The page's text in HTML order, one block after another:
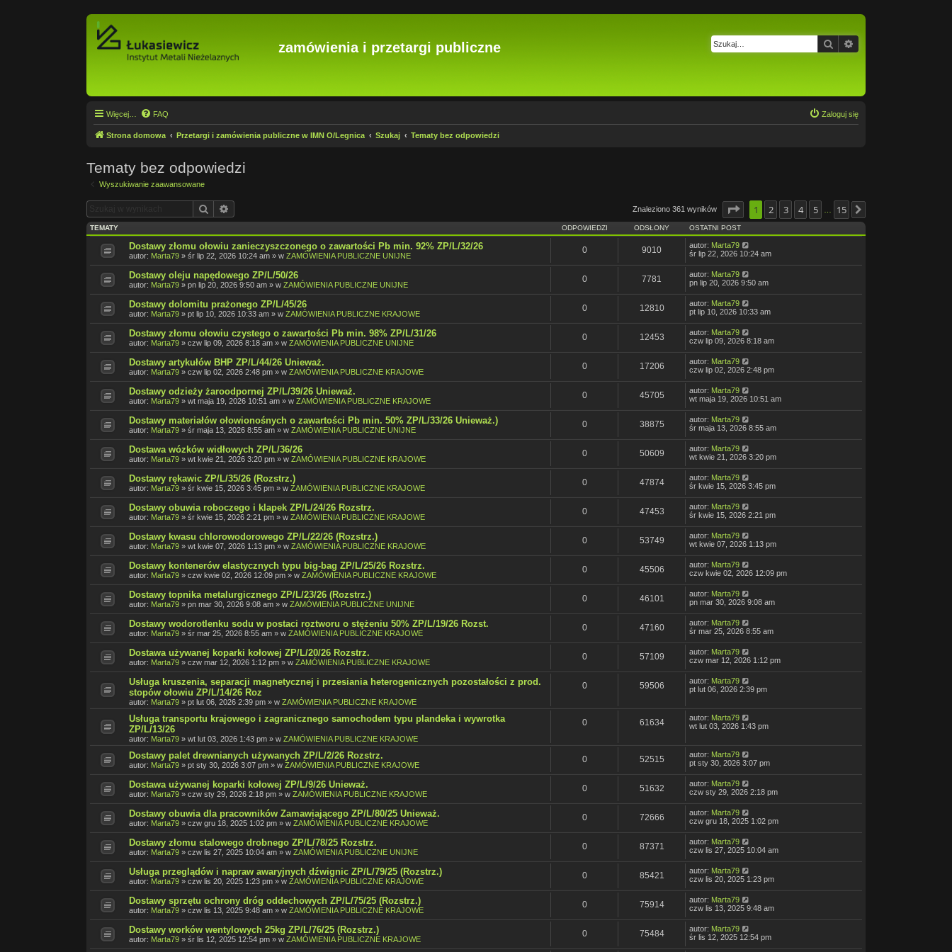
zamówienia i przetargi publiczne Szukaj
Więcej… FAQ Zaloguj się
Strona domowa Przetargi i zamówienia publiczne w IMN O/Legnica Szukaj Tematy bez odpowiedzi
Tematy bez odpowiedzi
Wyszukiwanie zaawansowane
Szukaj Znaleziono 361 wyników Strona1 15
1 2 3 4 5 15
TEMATY ODPOWIEDZI ODSŁONY OSTATNI POST
Dostawy złomu ołowiu zanieczyszczonego o zawartości Pb min. 92% ZP/L/32/26
autor: Marta79 » śr lip 22, 2026 10:24 am » w ZAMÓWIENIA PUBLICZNE UNIJNE
0 9010 autor: Marta79
śr lip 22, 2026 10:24 am
Dostawy oleju napędowego ZP/L/50/26
autor: Marta79 » pn lip 20, 2026 9:50 am » w ZAMÓWIENIA PUBLICZNE UNIJNE
0 7781 autor: Marta79
pn lip 20, 2026 9:50 am
Dostawy dolomitu prażonego ZP/L/45/26
autor: Marta79 » pt lip 10, 2026 10:33 am » w ZAMÓWIENIA PUBLICZNE KRAJOWE
0 12810 autor: Marta79
pt lip 10, 2026 10:33 am
Dostawy złomu ołowiu czystego o zawartości Pb min. 98% ZP/L/31/26
autor: Marta79 » czw lip 09, 2026 8:18 am » w ZAMÓWIENIA PUBLICZNE UNIJNE
0 12453 autor: Marta79
czw lip 09, 2026 8:18 am
Dostawy artykułów BHP ZP/L/44/26 Unieważ.
autor: Marta79 » czw lip 02, 2026 2:48 pm » w ZAMÓWIENIA PUBLICZNE KRAJOWE
0 17206 autor: Marta79
czw lip 02, 2026 2:48 pm
Dostawy odzieży żaroodpornej ZP/L/39/26 Unieważ.
autor: Marta79 » wt maja 19, 2026 10:51 am » w ZAMÓWIENIA PUBLICZNE KRAJOWE
0 45705 autor: Marta79
wt maja 19, 2026 10:51 am
Dostawy materiałów ołowionośnych o zawartości Pb min. 50% ZP/L/33/26 Unieważ.)
autor: Marta79 » śr maja 13, 2026 8:55 am » w ZAMÓWIENIA PUBLICZNE UNIJNE
0 38875 autor: Marta79
śr maja 13, 2026 8:55 am
Dostawa wózków widłowych ZP/L/36/26
autor: Marta79 » wt kwie 21, 2026 3:20 pm » w ZAMÓWIENIA PUBLICZNE KRAJOWE
0 50609 autor: Marta79
wt kwie 21, 2026 3:20 pm
Dostawy rękawic ZP/L/35/26 (Rozstrz.)
autor: Marta79 » śr kwie 15, 2026 3:45 pm » w ZAMÓWIENIA PUBLICZNE KRAJOWE
0 47874 autor: Marta79
śr kwie 15, 2026 3:45 pm
Dostawy obuwia roboczego i klapek ZP/L/24/26 Rozstrz.
autor: Marta79 » śr kwie 15, 2026 2:21 pm » w ZAMÓWIENIA PUBLICZNE KRAJOWE
0 47453 autor: Marta79
śr kwie 15, 2026 2:21 pm
Dostawy kwasu chlorowodorowego ZP/L/22/26 (Rozstrz.)
autor: Marta79 » wt kwie 07, 2026 1:13 pm » w ZAMÓWIENIA PUBLICZNE KRAJOWE
0 53749 autor: Marta79
wt kwie 07, 2026 1:13 pm
Dostawy kontenerów elastycznych typu big-bag ZP/L/25/26 Rozstrz.
autor: Marta79 » czw kwie 02, 2026 12:09 pm » w ZAMÓWIENIA PUBLICZNE KRAJOWE
0 45506 autor: Marta79
czw kwie 02, 2026 12:09 pm
Dostawy topnika metalurgicznego ZP/L/23/26 (Rozstrz.)
autor: Marta79 » pn mar 30, 2026 9:08 am » w ZAMÓWIENIA PUBLICZNE UNIJNE
0 46101 autor: Marta79
pn mar 30, 2026 9:08 am
Dostawy wodorotlenku sodu w postaci roztworu o stężeniu 50% ZP/L/19/26 Rozst.
autor: Marta79 » śr mar 25, 2026 8:55 am » w ZAMÓWIENIA PUBLICZNE KRAJOWE
0 47160 autor: Marta79
śr mar 25, 2026 8:55 am
Dostawa używanej koparki kołowej ZP/L/20/26 Rozstrz.
autor: Marta79 » czw mar 12, 2026 1:12 pm » w ZAMÓWIENIA PUBLICZNE KRAJOWE
0 57109 autor: Marta79
czw mar 12, 2026 1:12 pm
Usługa kruszenia, separacji magnetycznej i przesiania heterogenicznych pozostałości z prod.
stopów ołowiu ZP/L/14/26 Roz
autor: Marta79 » pt lut 06, 2026 2:39 pm » w ZAMÓWIENIA PUBLICZNE KRAJOWE
0 59506 autor: Marta79
pt lut 06, 2026 2:39 pm
Usługa transportu krajowego i zagranicznego samochodem typu plandeka i wywrotka
ZP/L/13/26
autor: Marta79 » wt lut 03, 2026 1:43 pm » w ZAMÓWIENIA PUBLICZNE KRAJOWE
0 61634 autor: Marta79
wt lut 03, 2026 1:43 pm
Dostawy palet drewnianych używanych ZP/L/2/26 Rozstrz.
autor: Marta79 » pt sty 30, 2026 3:07 pm » w ZAMÓWIENIA PUBLICZNE KRAJOWE
0 52515 autor: Marta79
pt sty 30, 2026 3:07 pm
Dostawa używanej koparki kołowej ZP/L/9/26 Unieważ.
autor: Marta79 » czw sty 29, 2026 2:18 pm » w ZAMÓWIENIA PUBLICZNE KRAJOWE
0 51632 autor: Marta79
czw sty 29, 2026 2:18 pm
Dostawy obuwia dla pracowników Zamawiającego ZP/L/80/25 Unieważ.
autor: Marta79 » czw gru 18, 2025 1:02 pm » w ZAMÓWIENIA PUBLICZNE KRAJOWE
0 72666 autor: Marta79
czw gru 18, 2025 1:02 pm
Dostawy złomu stalowego drobnego ZP/L/78/25 Rozstrz.
autor: Marta79 » czw lis 27, 2025 10:04 am » w ZAMÓWIENIA PUBLICZNE UNIJNE
0 87371 autor: Marta79
czw lis 27, 2025 10:04 am
Usługa przeglądów i napraw awaryjnych dźwignic ZP/L/79/25 (Rozstrz.)
autor: Marta79 » czw lis 20, 2025 1:23 pm » w ZAMÓWIENIA PUBLICZNE KRAJOWE
0 85421 autor: Marta79
czw lis 20, 2025 1:23 pm
Dostawy sprzętu ochrony dróg oddechowych ZP/L/75/25 (Rozstrz.)
autor: Marta79 » czw lis 13, 2025 9:48 am » w ZAMÓWIENIA PUBLICZNE KRAJOWE
0 75914 autor: Marta79
czw lis 13, 2025 9:48 am
Dostawy worków wentylowych 25kg ZP/L/76/25 (Rozstrz.)
autor: Marta79 » śr lis 12, 2025 12:54 pm » w ZAMÓWIENIA PUBLICZNE KRAJOWE
0 75484 autor: Marta79
śr lis 12, 2025 12:54 pm